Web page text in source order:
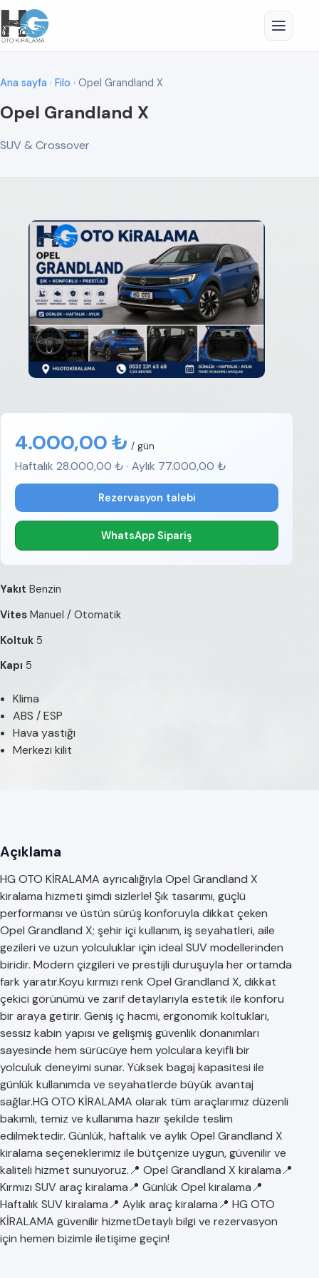
Ana sayfa · Filo · Opel Grandland X
Opel Grandland X
SUV & Crossover
4.000,00 ₺ / gün
Haftalık 28.000,00 ₺ · Aylık 77.000,00 ₺
Rezervasyon talebi
WhatsApp Sipariş
Yakıt Benzin
Vites Manuel / Otomatik
Koltuk 5
Kapı 5
Klima
ABS / ESP
Hava yastığı
Merkezi kilit
Açıklama
HG OTO KİRALAMA ayrıcalığıyla Opel Grandland X
kiralama hizmeti şimdi sizlerle! Şık tasarımı, güçlü
performansı ve üstün sürüş konforuyla dikkat çeken
Opel Grandland X; şehir içi kullanım, iş seyahatleri, aile
gezileri ve uzun yolculuklar için ideal SUV modellerinden
biridir. Modern çizgileri ve prestijli duruşuyla her ortamda
fark yaratır.Koyu kırmızı renk Opel Grandland X, dikkat
çekici görünümü ve zarif detaylarıyla estetik ile konforu
bir araya getirir. Geniş iç hacmi, ergonomik koltukları,
sessiz kabin yapısı ve gelişmiş güvenlik donanımları
sayesinde hem sürücüye hem yolculara keyifli bir
yolculuk deneyimi sunar. Yüksek bagaj kapasitesi ile
günlük kullanımda ve seyahatlerde büyük avantaj
sağlar.HG OTO KİRALAMA olarak tüm araçlarımız düzenli
bakımlı, temiz ve kullanıma hazır şekilde teslim
edilmektedir. Günlük, haftalık ve aylık Opel Grandland X
kiralama seçeneklerimiz ile bütçenize uygun, güvenilir ve
kaliteli hizmet sunuyoruz.📍 Opel Grandland X kiralama📍
Kırmızı SUV araç kiralama📍 Günlük Opel kiralama📍
Haftalık SUV kiralama📍 Aylık araç kiralama📍 HG OTO
KİRALAMA güvenilir hizmetDetaylı bilgi ve rezervasyon
için hemen bizimle iletişime geçin!